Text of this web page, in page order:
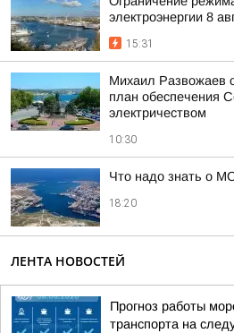
электроэнергии 8
15:31
Михаил Развожаев
план обеспечения
электричеством
10:30
Что надо знать о
18:20
ЛЕНТА НОВОСТЕЙ
Прогноз работы
транспорта на